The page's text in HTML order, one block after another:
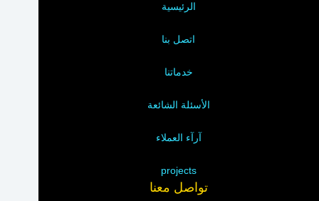
الرئيسية
اتصل بنا
خدماتنا
الأسئلة الشائعة
آرآء العملاء
projects
تواصل معنا